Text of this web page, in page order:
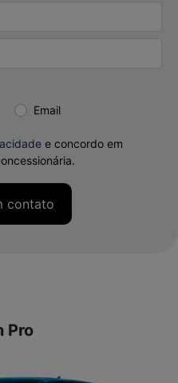
Email
e concordo em
contato
Pro